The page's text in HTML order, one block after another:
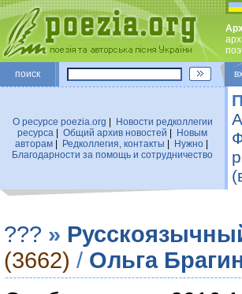
поиск
О ресурсе poezia.org
Новости редколлегии
ресурса
Общий архив новостей
Новым
авторам| Редколлегия, контакты Нужно|
Благодарности за помощь и сотрудничество
??? »
(3662) / Ольга